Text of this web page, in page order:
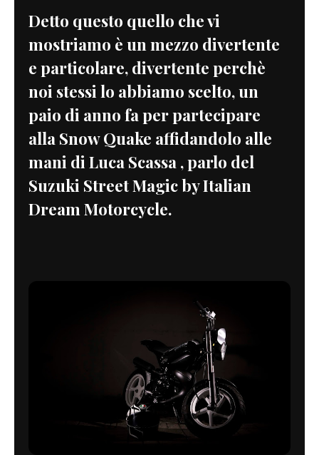
Detto questo quello che vi
mostriamo è un mezzo divertente
e particolare, divertente perchè
noi stessi lo abbiamo scelto, un
paio di anno fa per partecipare
alla Snow Quake affidandolo alle
mani di Luca Scassa , parlo del
Suzuki Street Magic by Italian
Dream Motorcycle.